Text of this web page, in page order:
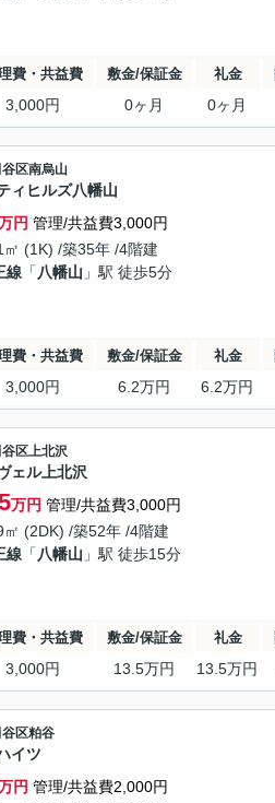
費・共益費 敷金/保証金 礼金
3,000円 0ヶ月 0ヶ月
区南烏山
ィヒルズ八幡山
円 管理/共益費3,000円
㎡ (1K) /築35年 /4階建
線 「 八幡山 」駅 徒歩5分
費・共益費 敷金/保証金 礼金
3,000円 6.2万円 6.2万円
区上北沢
ェル上北沢
万円 管理/共益費3,000円
㎡ (2DK) /築52年 /4階建
線 「 八幡山 」駅 徒歩15分
費・共益費 敷金/保証金 礼金
3,000円 13.5万円 13.5万円
区粕谷
イツ
円 管理/共益費2,000円